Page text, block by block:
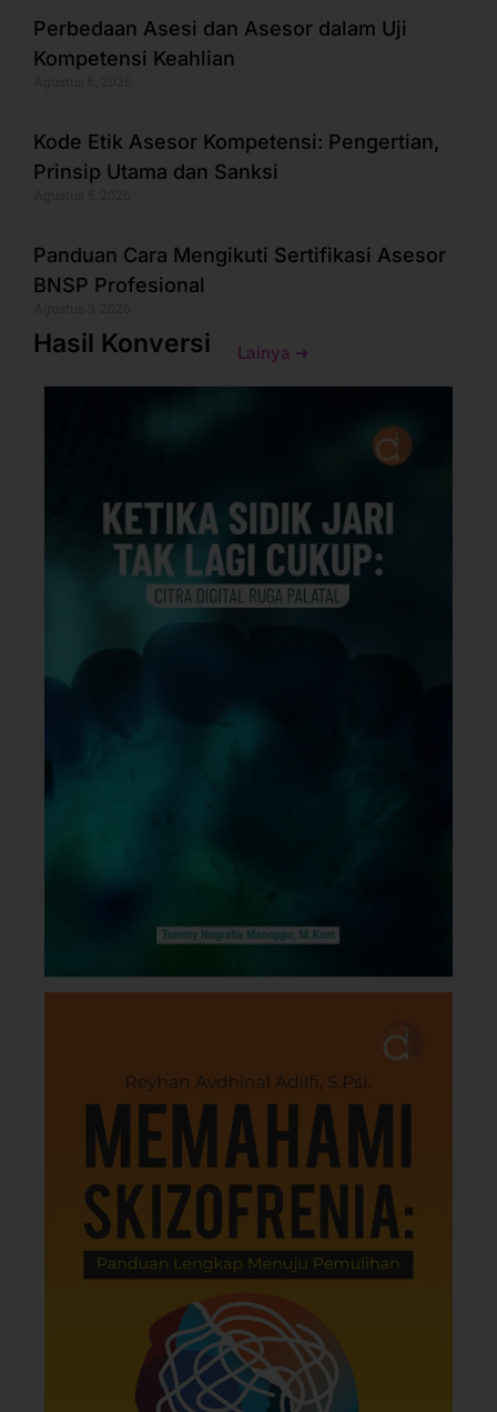
Perbedaan Asesi dan Asesor dalam Uji
Kompetensi Keahlian
Kode Etik Asesor Kompetensi: Pengertian,
Prinsip Utama dan Sanksi
Panduan Cara Mengikuti Sertifikasi Asesor
BNSP Profesional
Hasil Konversi Lainya ➜